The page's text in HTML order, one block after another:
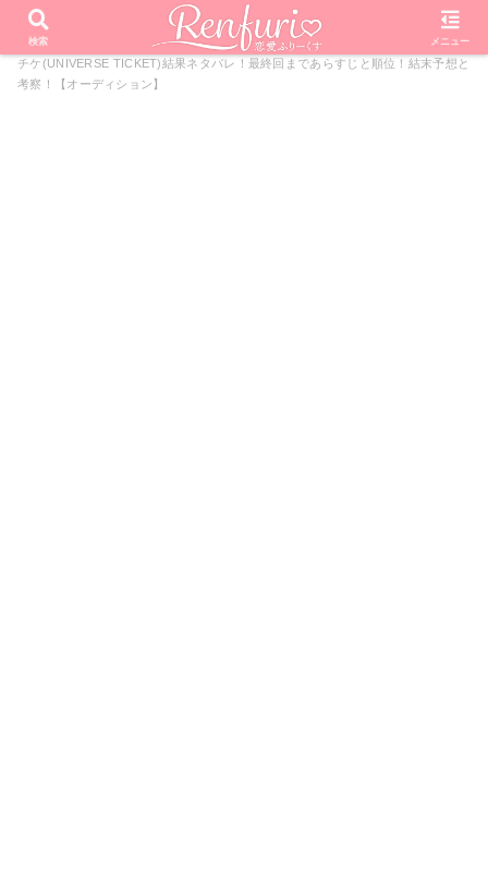
PR
ホーム オーディション番組 UNIVERSE TICKET
ユニ
チケ(UNIVERSE TICKET)結果ネタバレ！最終回まであらすじと順位！結末予想と
考察！【オーディション】
検索 メニュー